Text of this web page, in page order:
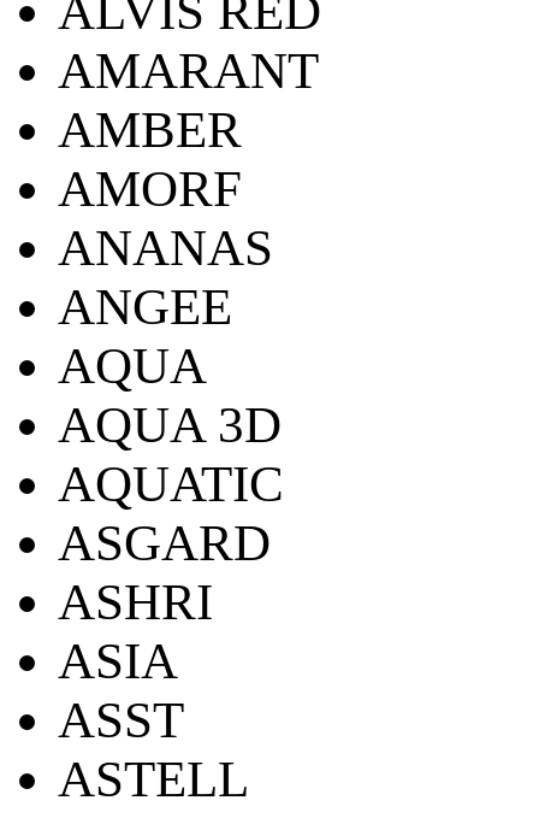
ALVIS RED
AMARANT
AMBER
AMORF
ANANAS
ANGEE
AQUA
AQUA 3D
AQUATIC
ASGARD
ASHRI
ASIA
ASST
ASTELL